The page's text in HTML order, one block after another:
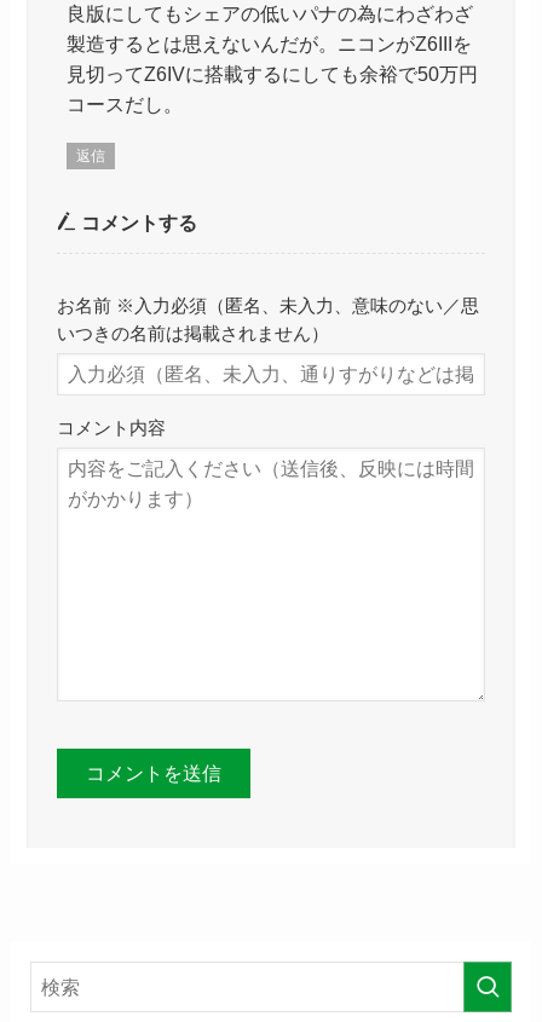
良版にしてもシェアの低いパナの為にわざわざ
製造するとは思えないんだが。ニコンがZ6IIIを
見切ってZ6IVに搭載するにしても余裕で50万円
コースだし。
返信
コメントする
お名前 ※入力必須（匿名、未入力、意味のない／思
いつきの名前は掲載されません）
コメント内容